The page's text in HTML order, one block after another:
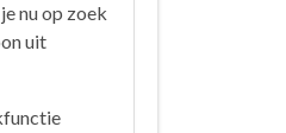
nu op zoek
uit